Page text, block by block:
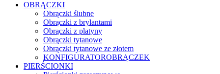
OBRĄCZKI
Obrączki ślubne
Obrączki z brylantami
Obrączki z platyny
Obrączki tytanowe
Obrączki tytanowe ze złotem
KONFIGURATOROBRĄCZEK
PIERŚCIONKI